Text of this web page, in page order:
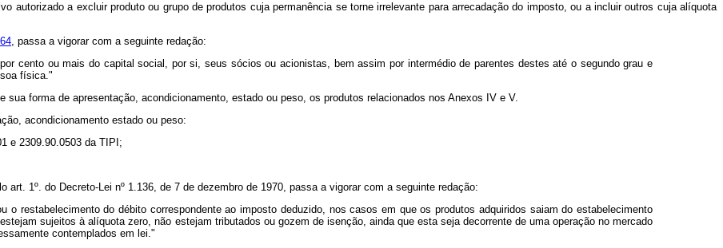
autorizado a excluir produto ou grupo de produtos cuja permanência se torne irrelevante para arrecadação do imposto, ou a incluir outros cuja alíquota
, passa a vigorar com a seguinte redação:
cento ou mais do capital social, por si, seus sócios ou acionistas, bem assim por intermédio de parentes destes até o segundo grau e
física."
forma de apresentação, acondicionamento, estado ou peso, os produtos relacionados nos Anexos IV e V.
acondicionamento estado ou peso:
e 2309.90.0503 da TIPI;
art. 1º. do Decreto-Lei nº 1.136, de 7 de dezembro de 1970, passa a vigorar com a seguinte redação:
o restabelecimento do débito correspondente ao imposto deduzido, nos casos em que os produtos adquiridos saiam do estabelecimento
sujeitos à alíquota zero, não estejam tributados ou gozem de isenção, ainda que esta seja decorrente de uma operação no mercado
contemplados em lei."